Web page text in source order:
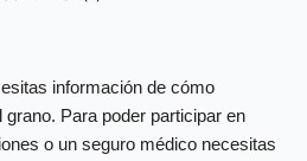
información de cómo
Para poder participar en
o un seguro médico necesitas